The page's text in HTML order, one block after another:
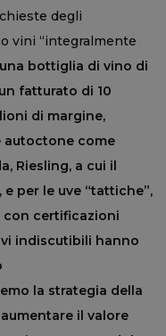
degli
vini “integralmente
bottiglia di vino di
fatturato di 10
di margine,
autoctone come
Riesling, a cui il
per le uve “tattiche”,
con certificazioni
indiscutibili hanno
la strategia della
il valore